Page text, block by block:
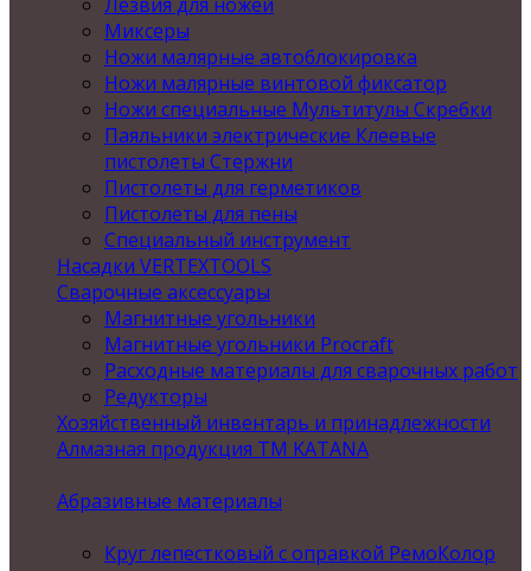
Миксеры
Ножи малярные автоблокировка
Ножи малярные винтовой фиксатор
Ножи специальные Мультитулы Скребки
Паяльники электрические Клеевые
пистолеты Стержни
Пистолеты для герметиков
Пистолеты для пены
Специальный инструмент
Насадки VERTEXTOOLS
Сварочные аксессуары
Магнитные угольники
Магнитные угольники Procraft
Расходные материалы для сварочных работ
Редукторы
Хозяйственный инвентарь и принадлежности
Алмазная продукция ТМ KATANA
Абразивные материалы
Круг лепестковый с оправкой РемоКолор